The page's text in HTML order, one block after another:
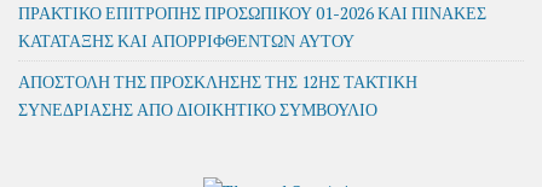
ΠΡΑΚΤΙΚΟ ΕΠΙΤΡΟΠΗΣ ΠΡΟΣΩΠΙΚΟΥ 01-2026 ΚΑΙ ΠΙΝΑΚΕΣ
ΚΑΤΑΤΑΞΗΣ ΚΑΙ ΑΠΟΡΡΙΦΘΕΝΤΩΝ ΑΥΤΟΥ
ΑΠΟΣΤΟΛΗ ΤΗΣ ΠΡΟΣΚΛΗΣΗΣ ΤΗΣ 12ΗΣ ΤΑΚΤΙΚΗ
ΣΥΝΕΔΡΙΑΣΗΣ ΑΠΟ ΔΙΟΙΚΗΤΙΚΟ ΣΥΜΒΟΥΛΙΟ